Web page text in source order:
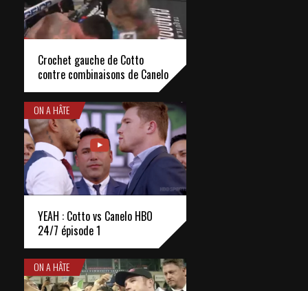
Crochet gauche de Cotto
contre combinaisons de Canelo
ON A HÂTE
YEAH : Cotto vs Canelo HBO
24/7 épisode 1
ON A HÂTE